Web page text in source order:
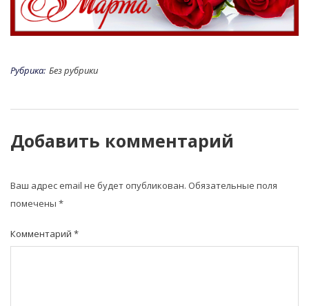
Рубрика: Без рубрики
Добавить комментарий
Ваш адрес email не будет опубликован. Обязательные поля
помечены *
Комментарий *